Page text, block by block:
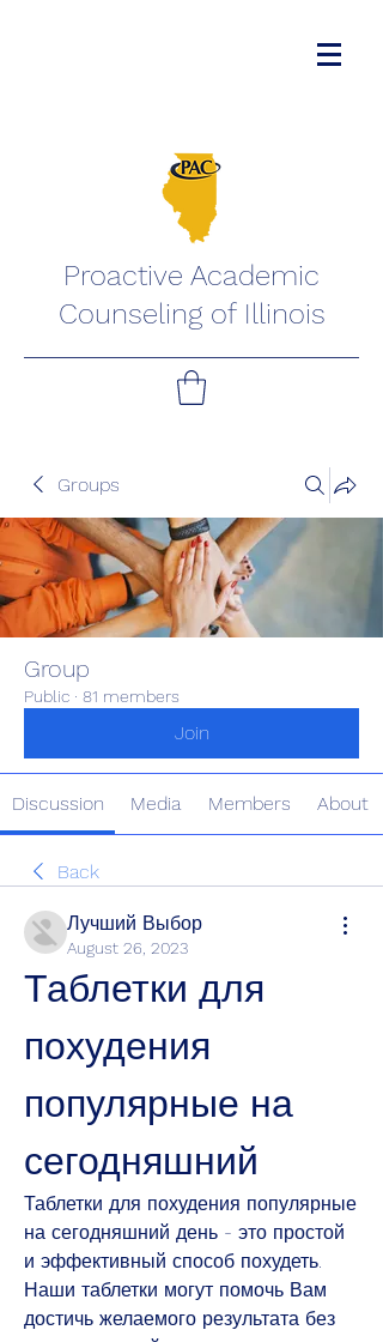
Proactive Academic
Counseling of Illinois
Groups
Group
Public · 81 members
Join
Discussion Media Members About
Back
Лучший Выбор
August 26, 2023
Таблетки для
похудения
популярные на
сегодняшний
Таблетки для похудения популярные
на сегодняшний день - это простой
и эффективный способ похудеть.
Наши таблетки могут помочь Вам
достичь желаемого результата без